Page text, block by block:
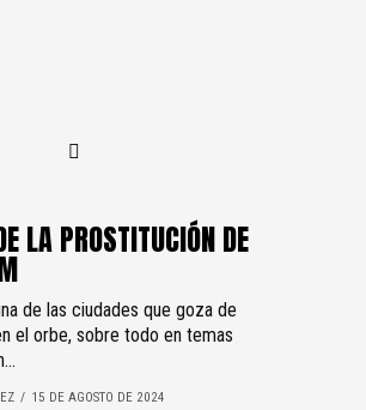
LA PROSTITUCIÓN DE
de las ciudades que goza de
el orbe, sobre todo en temas
15 DE AGOSTO DE 2024